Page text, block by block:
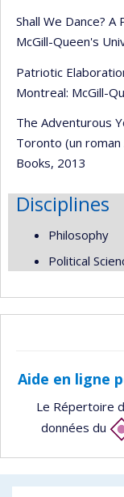
Shall We Dance?
McGill-Queen's
Patriotic
Montreal: McGill-
The Adventurous
Toronto (un
Books, 2013
Disciplines
Philosophy
Political
Aide en ligne
Le Répertoire
données du